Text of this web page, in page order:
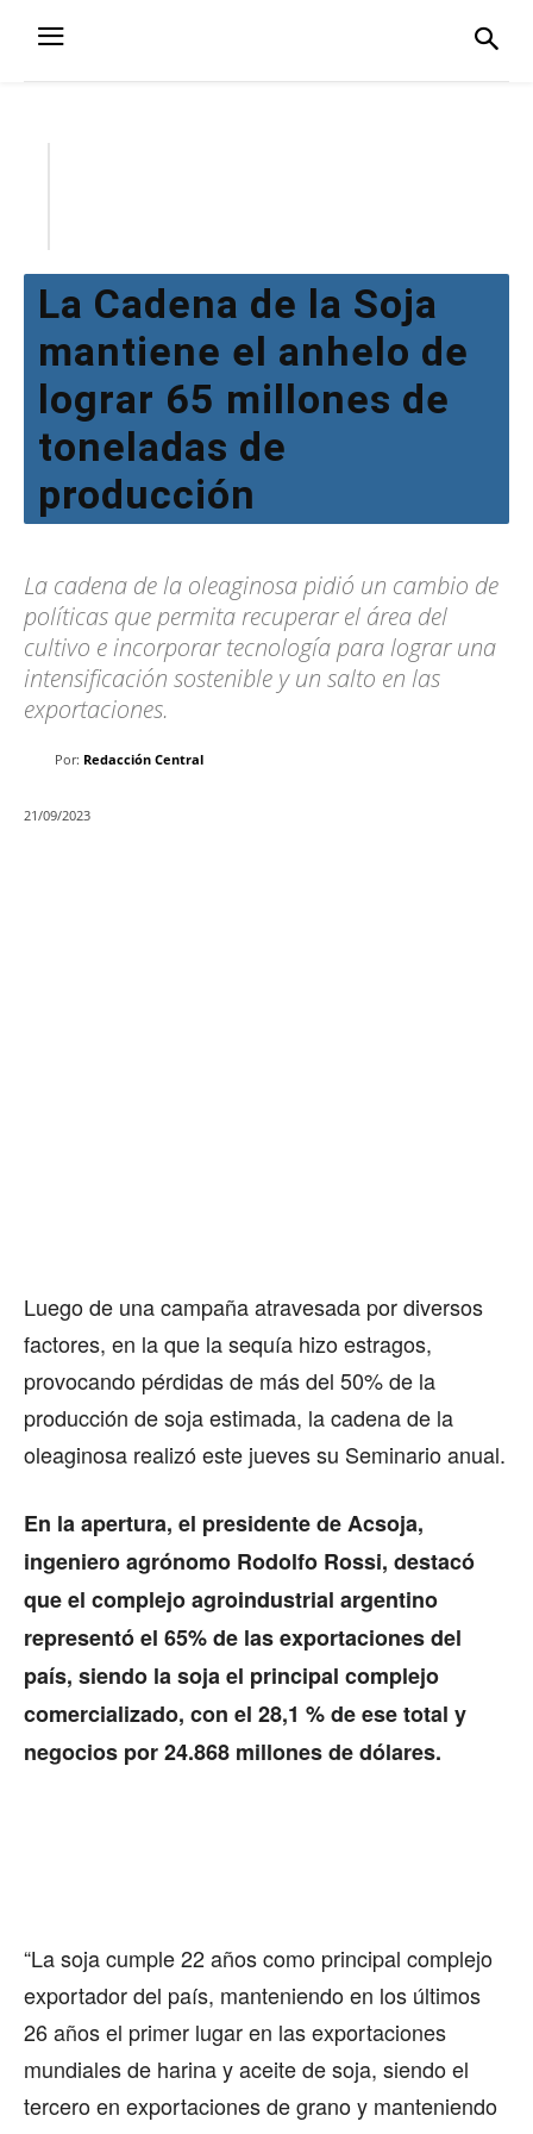
La Cadena de la Soja
mantiene el anhelo de
lograr 65 millones de
toneladas de
producción
La cadena de la oleaginosa pidió un cambio de
políticas que permita recuperar el área del
cultivo e incorporar tecnología para lograr una
intensificación sostenible y un salto en las
exportaciones.
Por: Redacción Central
21/09/2023
Luego de una campaña atravesada por diversos
factores, en la que la sequía hizo estragos,
provocando pérdidas de más del 50% de la
producción de soja estimada, la cadena de la
oleaginosa realizó este jueves su Seminario anual.
En la apertura, el presidente de Acsoja,
ingeniero agrónomo Rodolfo Rossi, destacó
que el complejo agroindustrial argentino
representó el 65% de las exportaciones del
país, siendo la soja el principal complejo
comercializado, con el 28,1 % de ese total y
negocios por 24.868 millones de dólares.
“La soja cumple 22 años como principal complejo
exportador del país, manteniendo en los últimos
26 años el primer lugar en las exportaciones
mundiales de harina y aceite de soja, siendo el
tercero en exportaciones de grano y manteniendo